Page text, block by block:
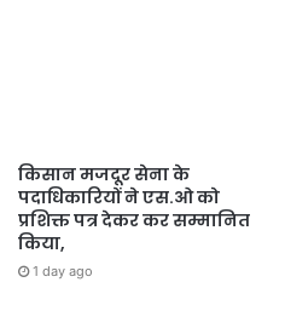
किसान मजदूर सेना के
पदाधिकारियों ने एस.ओ को
प्रशिक्त पत्र देकर कर सम्मानित
किया,
1 day ago